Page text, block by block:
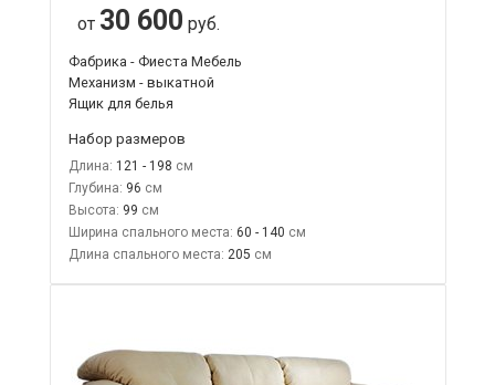
от 30 600 руб.
Фабрика - Фиеста Мебель
Механизм - выкатной
Ящик для белья
Набор размеров
Длина: 121 - 198
Глубина: 96
Высота: 99
Ширина спального места: 60 - 140
Длина спального места: 205